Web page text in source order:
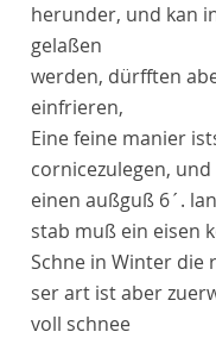
herunder, und kan
gelaßen
werden, dürfften
einfrieren,
Eine feine manier
cornicezulegen, und
einen außguß 6´.
stab muß ein eisen
Schne in Winter die
ser art ist aber
voll schnee